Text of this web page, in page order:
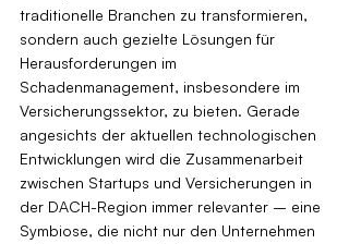
traditionelle Branchen zu transformieren,
sondern auch gezielte Lösungen für
Herausforderungen im
Schadenmanagement, insbesondere im
Versicherungssektor, zu bieten. Gerade
angesichts der aktuellen technologischen
Entwicklungen wird die Zusammenarbeit
zwischen Startups und Versicherungen in
der DACH-Region immer relevanter – eine
Symbiose, die nicht nur den Unternehmen